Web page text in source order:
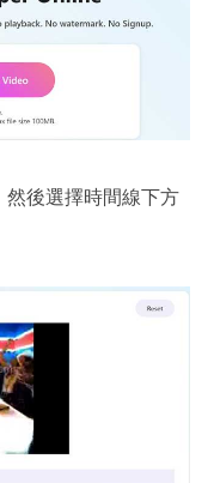
後選擇時間線下方